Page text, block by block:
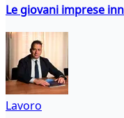
Le giovani imprese
Lavoro